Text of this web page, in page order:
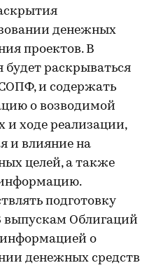
денежных
проектов. В
раскрываться
и содержать
о возводимой
и ходе реализации,
и влияние на
целей, а также
подготовку
выпускам Облигаций
о
денежных средств